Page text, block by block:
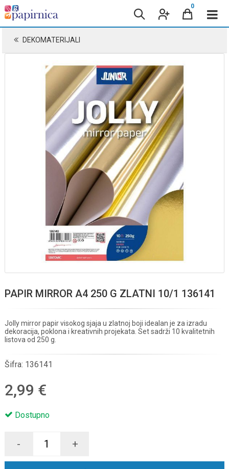
0
DEKOMATERIJALI
PAPIR MIRROR A4 250 G ZLATNI 10/1 136141
Jolly mirror papir visokog sjaja u zlatnoj boji idealan je za izradu
dekoracija, poklona i kreativnih projekata. Set sadrži 10 kvalitetnih
listova od 250 g.
Šifra: 136141
2,99 €
Dostupno
- +